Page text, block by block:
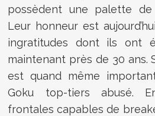
possèdent une palette de
Leur honneur est
ingratitudes dont ils ont
maintenant près de 30 ans.
est quand même
Goku top-tiers abusé.
frontales capables de